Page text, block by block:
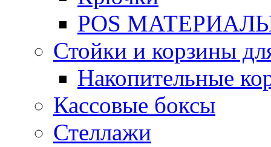
POS
Стойки и корзины
Накопительные
Кассовые боксы
Стеллажи